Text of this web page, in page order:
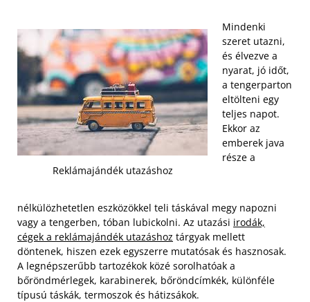
Reklámajándék utazáshoz
Mindenki
szeret utazni,
és élvezve a
nyarat, jó időt,
a tengerparton
eltölteni egy
teljes napot.
Ekkor az
emberek java
része a
nélkülözhetetlen eszközökkel teli táskával megy napozni
vagy a tengerben, tóban lubickolni. Az utazási irodák,
cégek a reklámajándék utazáshoz tárgyak mellett
döntenek, hiszen ezek egyszerre mutatósak és hasznosak.
A legnépszerűbb tartozékok közé sorolhatóak a
bőröndmérlegek, karabinerek, bőröndcímkék, különféle
típusú táskák, termoszok és hátizsákok.